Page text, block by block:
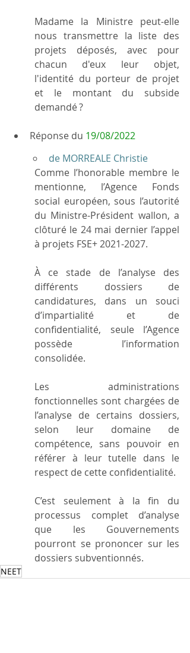
Madame la Ministre peut-elle
nous transmettre la liste des
projets déposés, avec pour
chacun d'eux leur objet,
l'identité du porteur de projet
et le montant du subside
demandé ?
Réponse du 19/08/2022
de MORREALE Christie
Comme l’honorable membre le
mentionne, l’Agence Fonds
social européen, sous l’autorité
du Ministre-Président wallon, a
clôturé le 24 mai dernier l’appel
à projets FSE+ 2021-2027.
À ce stade de l’analyse des
différents dossiers de
candidatures, dans un souci
d’impartialité et de
confidentialité, seule l’Agence
possède l’information
consolidée.
Les administrations
fonctionnelles sont chargées de
l’analyse de certains dossiers,
selon leur domaine de
compétence, sans pouvoir en
référer à leur tutelle dans le
respect de cette confidentialité.
C’est seulement à la fin du
processus complet d’analyse
que les Gouvernements
pourront se prononcer sur les
dossiers subventionnés.
NEET